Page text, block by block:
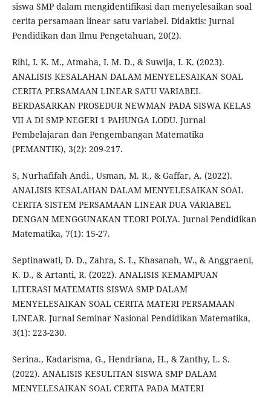
siswa SMP dalam mengidentifikasi dan menyelesaikan soal
cerita persamaan linear satu variabel. Didaktis: Jurnal
Pendidikan dan Ilmu Pengetahuan, 20(2).
Rihi, I. K. M., Atmaha, I. M. D., & Suwija, I. K. (2023).
ANALISIS KESALAHAN DALAM MENYELESAIKAN SOAL
CERITA PERSAMAAN LINEAR SATU VARIABEL
BERDASARKAN PROSEDUR NEWMAN PADA SISWA KELAS
VII A DI SMP NEGERI 1 PAHUNGA LODU. Jurnal
Pembelajaran dan Pengembangan Matematika
(PEMANTIK), 3(2): 209-217.
S, Nurhafifah Andi., Usman, M. R., & Gaffar, A. (2022).
ANALISIS KESALAHAN DALAM MENYELESAIKAN SOAL
CERITA SISTEM PERSAMAAN LINEAR DUA VARIABEL
DENGAN MENGGUNAKAN TEORI POLYA. Jurnal Pendidikan
Matematika, 7(1): 15-27.
Septinawati, D. D., Zahra, S. I., Khasanah, W., & Anggraeni,
K. D., & Artanti, R. (2022). ANALISIS KEMAMPUAN
LITERASI MATEMATIS SISWA SMP DALAM
MENYELESAIKAN SOAL CERITA MATERI PERSAMAAN
LINEAR. Jurnal Seminar Nasional Pendidikan Matematika,
3(1): 223-230.
Serina., Kadarisma, G., Hendriana, H., & Zanthy, L. S.
(2022). ANALISIS KESULITAN SISWA SMP DALAM
MENYELESAIKAN SOAL CERITA PADA MATERI